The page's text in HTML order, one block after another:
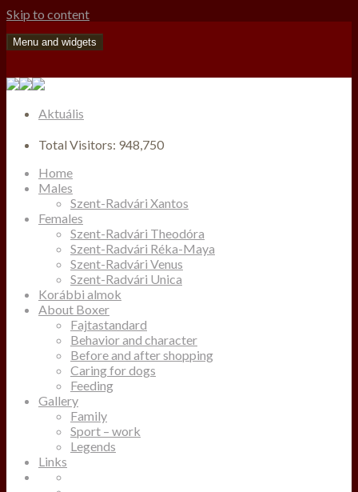
Skip to content
Menu and widgets
Aktuális
Total Visitors: 948,750
Home
Males
Szent-Radvári Xantos
Females
Szent-Radvári Theodóra
Szent-Radvári Réka-Maya
Szent-Radvári Venus
Szent-Radvári Unica
Korábbi almok
About Boxer
Fajtastandard
Behavior and character
Before and after shopping
Caring for dogs
Feeding
Gallery
Family
Sport – work
Legends
Links